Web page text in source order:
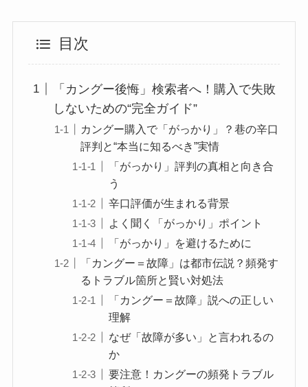
目次
「カングー後悔」検索者へ！購入で失敗
しないための“完全ガイド”
カングー購入で「がっかり」？巷の辛口
評判と“本当に知るべき”実情
「がっかり」評判の真相と向き合
う
辛口評価が生まれる背景
よく聞く「がっかり」ポイント
「がっかり」を避けるために
「カングー＝故障」は都市伝説？頻発す
るトラブル箇所と賢い対処法
「カングー＝故障」説への正しい
理解
なぜ「故障が多い」と言われるの
か
要注意！カングーの頻発トラブル